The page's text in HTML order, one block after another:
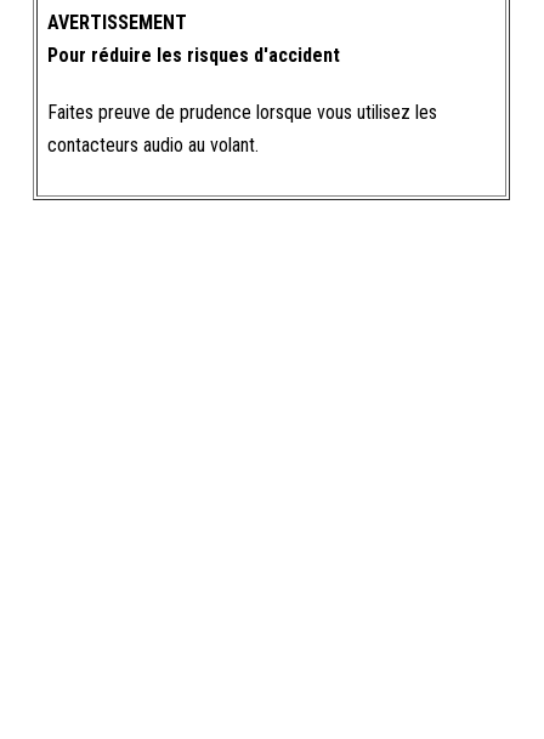
AVERTISSEMENT
Pour réduire les risques d'accident
Faites preuve de prudence lorsque vous utilisez les
contacteurs audio au volant.